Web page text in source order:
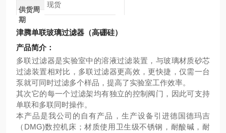
供货周
期
现货
津腾单联玻璃过滤器（高硼硅）
产品简介：
多联过滤器是实验室中的溶液过滤装置，与玻璃材质砂芯
过滤装置相对比，多联过滤器更高效，更快捷，仅需一台
泵就可同时过滤多个样品，提高了实验室工作效率。
其次它的每一个过滤架均有独立的控制阀门，因此可支持
单联和多联同时操作。
本产品是我公司的自有产品，生产设备引进德国德玛吉
（DMG)数控机床；材质使用卫生级不锈钢，耐酸碱，耐